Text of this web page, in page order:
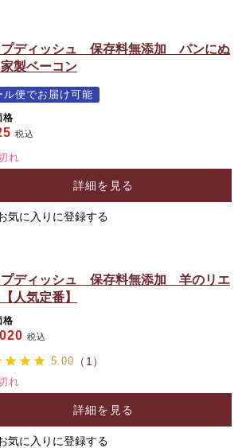
プディッシュ 保存料無添加 パンにぬ
製ベーコン
ル便でお届け可能
格
税込
れ
詳細を見る
気に入りに登録する
プディッシュ 保存料無添加 羊のリエ
人気定番】
格
税込
5.00 （1）
れ
詳細を見る
気に入りに登録する